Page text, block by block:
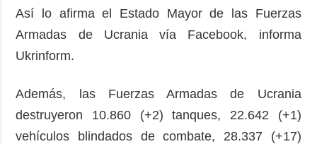
emergencias
ADICIONAL
Podcasts
Entrevistas
Fotos
SERVICIOS
imágenes
Así lo afirma el Estado Mayor de las Fuerzas
Armadas de Ucrania vía Facebook, informa
Ukrinform.
Además, las Fuerzas Armadas de Ucrania
destruyeron 10.860 (+2) tanques, 22.642 (+1)
vehículos blindados de combate, 28.337 (+17)